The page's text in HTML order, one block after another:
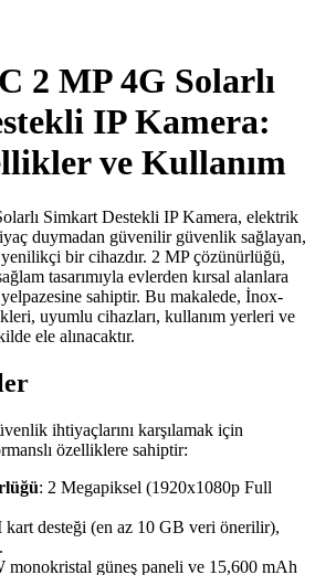
2 MP 4G Solarlı
IP Kamera:
ve Kullanım
Simkart Destekli IP Kamera, elektrik
duymadan güvenilir güvenlik sağlayan,
yenilikçi bir cihazdır. 2 MP çözünürlüğü,
tasarımıyla evlerden kırsal alanlara
sahiptir. Bu makalede, İnox-
uyumlu cihazları, kullanım yerleri ve
ele alınacaktır.
ihtiyaçlarını karşılamak için
özelliklere sahiptir:
: 2 Megapiksel (1920x1080p Full
kart desteği (en az 10 GB veri önerilir),
monokristal güneş paneli ve 15,600 mAh